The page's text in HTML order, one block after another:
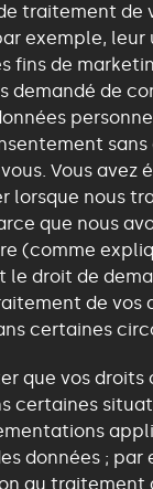
traitement de
exemple,
fins de
demandé de
sans
Vous avez
lorsque nous
que nous
(comme
le droit de
de vos
certaines
que vos
certaines
données ; par
au traitement